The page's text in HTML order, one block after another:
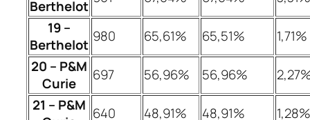
Berthelot
19 –
Berthelot 980 65,61% 65,51%
1,71%
20 – P&M
Curie
697 56,96% 56,96%
21 – P&M 640 48,91% 48,91%
1,28%